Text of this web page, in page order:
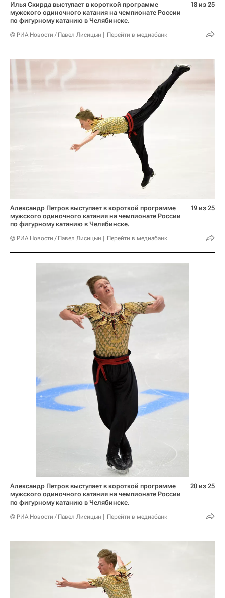
Илья Скирда выступает в короткой программе
мужского одиночного катания на чемпионате России
по фигурному катанию в Челябинске.
© РИА Новости / Павел Лисицын Перейти в медиабанк
18 из 25
Александр Петров выступает в короткой программе
мужского одиночного катания на чемпионате России
по фигурному катанию в Челябинске.
© РИА Новости / Павел Лисицын Перейти в медиабанк
19 из 25
Александр Петров выступает в короткой программе
мужского одиночного катания на чемпионате России
по фигурному катанию в Челябинске.
© РИА Новости / Павел Лисицын Перейти в медиабанк
20 из 25